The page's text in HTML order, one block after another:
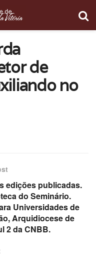
de
no
edições publicadas.
do Seminário.
Universidades de
Arquidiocese de
2 da CNBB.